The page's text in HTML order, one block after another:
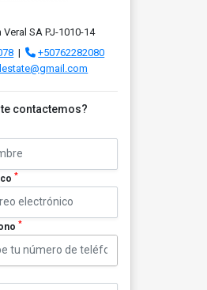
SA PJ-1010-14
|
+50762282080
contactemos?
*
*